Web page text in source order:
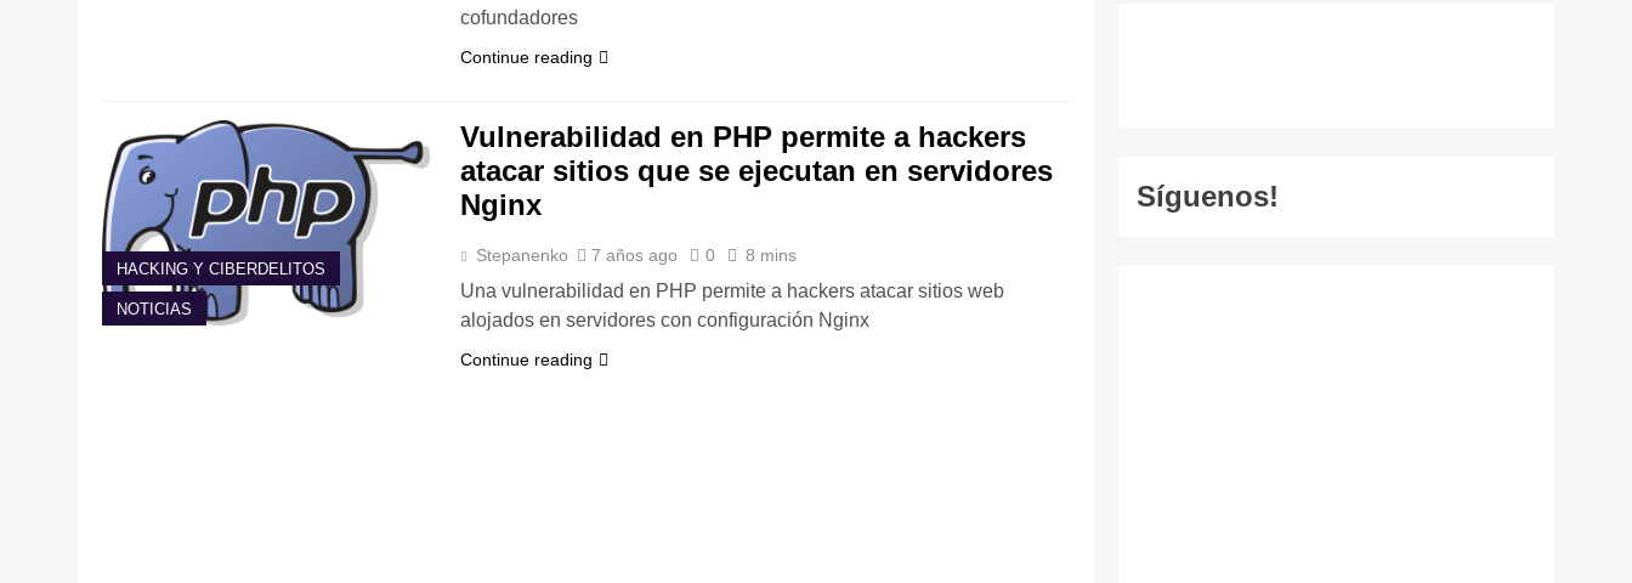
cofundadores
Continue reading
HACKING Y CIBERDELITOS
NOTICIAS
Vulnerabilidad en PHP permite a hackers
atacar sitios que se ejecutan en servidores
Nginx
Stepanenko 7 años ago 0 8 mins
Una vulnerabilidad en PHP permite a hackers atacar sitios web
alojados en servidores con configuración Nginx
Continue reading
Síguenos!